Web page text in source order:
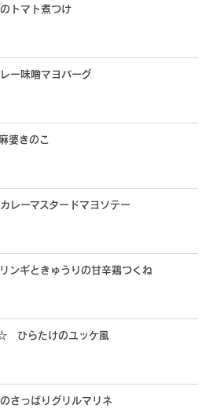
トマト煮つけ
ー味噌マヨバーグ
婆きのこ
レーマスタードマヨソテー
ンギときゅうりの甘辛鶏つくね
ひらたけのユッケ風
さっぱりグリルマリネ